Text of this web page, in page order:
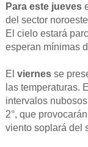
Para este jueves
del sector
El cielo estará
esperan mínimas
El viernesse
las temperaturas.
intervalos
2°, que
viento soplará del